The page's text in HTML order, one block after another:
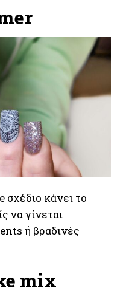
κάνει το
να γίνεται
ή βραδινές
mix